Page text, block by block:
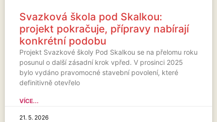
Svazková škola pod Skalkou:
projekt pokračuje, přípravy nabírají
konkrétní podobu
Projekt Svazkové školy Pod Skalkou se na přelomu roku
posunul o další zásadní krok vpřed. V prosinci 2025
bylo vydáno pravomocné stavební povolení, které
definitivně otevřelo
VÍCE...
21. 5. 2026